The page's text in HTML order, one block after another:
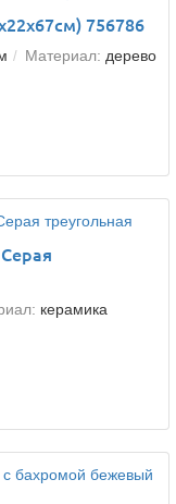
756786
Материал: дерево
керамика